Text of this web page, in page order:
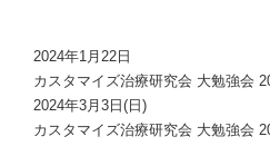
2024年1月22日
カスタマイズ治療研究会 大勉強会
2024年3月3日(日)
カスタマイズ治療研究会 大勉強会